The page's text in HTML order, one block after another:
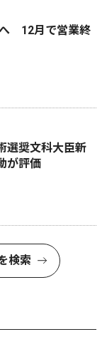
12月で営業終
選奨文科大臣新
が評価
検索